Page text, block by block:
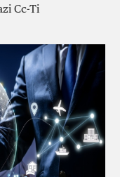
Cc-Ti